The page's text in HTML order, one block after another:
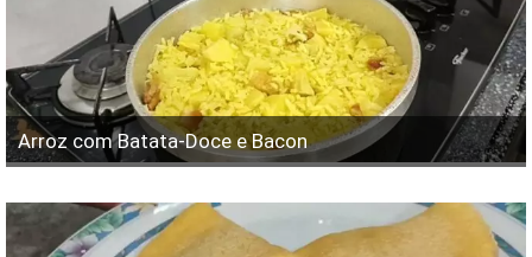
Arroz com Batata-Doce e Bacon